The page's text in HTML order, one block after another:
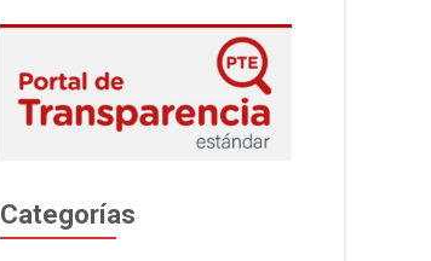
Categorías